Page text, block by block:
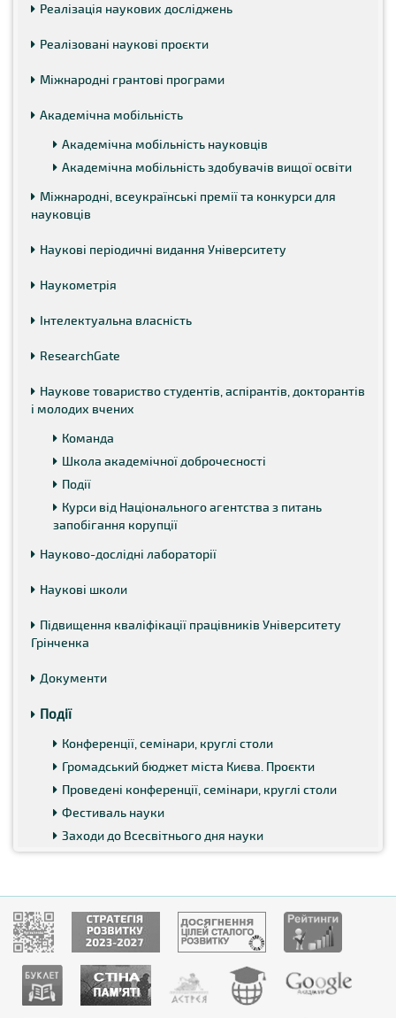
Реалізація наукових досліджень
Реалізовані наукові проєкти
Міжнародні грантові програми
Академічна мобільність
Академічна мобільність науковців
Академічна мобільність здобувачів вищої освіти
Міжнародні, всеукраїнські премії та конкурси для
науковців
Наукові періодичні видання Університету
Наукометрія
Інтелектуальна власність
ResearchGate
Наукове товариство студентів, аспірантів, докторантів
і молодих вчених
Команда
Школа академічної доброчесності
Події
Курси від Національного агентства з питань
запобігання корупції
Науково-дослідні лабораторії
Наукові школи
Підвищення кваліфікації працівників Університету
Грінченка
Документи
Події
Конференції, семінари, круглі столи
Громадський бюджет міста Києва. Проєкти
Проведені конференції, семінари, круглі столи
Фестиваль науки
Заходи до Всесвітнього дня науки